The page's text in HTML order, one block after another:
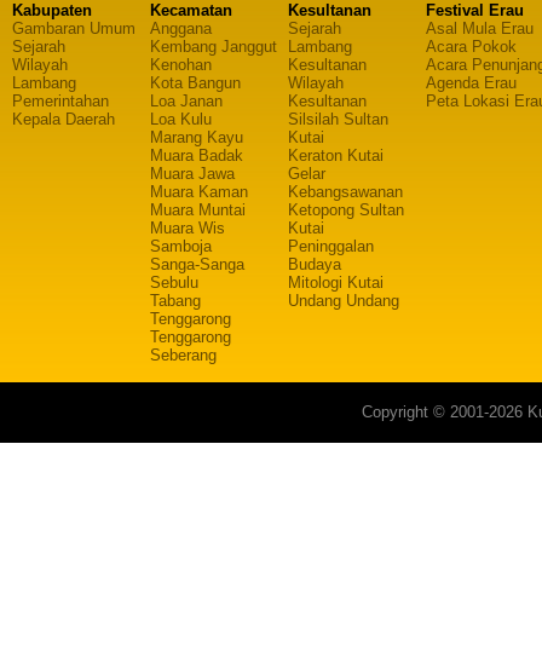
Kabupaten
Gambaran Umum
Sejarah
Wilayah
Lambang
Pemerintahan
Kepala Daerah
Kecamatan
Anggana
Kembang Janggut
Kenohan
Kota Bangun
Loa Janan
Loa Kulu
Marang Kayu
Muara Badak
Muara Jawa
Muara Kaman
Muara Muntai
Muara Wis
Samboja
Sanga-Sanga
Sebulu
Tabang
Tenggarong
Tenggarong
Seberang
Kesultanan
Sejarah
Lambang
Kesultanan
Wilayah
Kesultanan
Silsilah Sultan
Kutai
Keraton Kutai
Gelar
Kebangsawanan
Ketopong Sultan
Kutai
Peninggalan
Budaya
Mitologi Kutai
Undang Undang
Festival Erau
Asal Mula Erau
Acara Pokok
Acara
Agenda Erau
Peta Lokasi
Copyright © 2001-2026